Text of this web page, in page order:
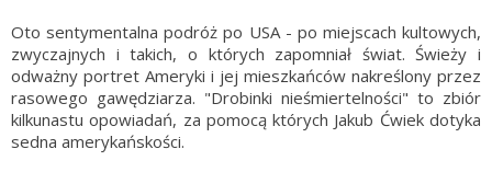
Oto sentymentalna podróż po USA - po miejscach kultowych,
zwyczajnych i takich, o których zapomniał świat. Świeży i
odważny portret Ameryki i jej mieszkańców nakreślony przez
rasowego gawędziarza. "Drobinki nieśmiertelności" to zbiór
kilkunastu opowiadań, za pomocą których Jakub Ćwiek dotyka
sedna amerykańskości.